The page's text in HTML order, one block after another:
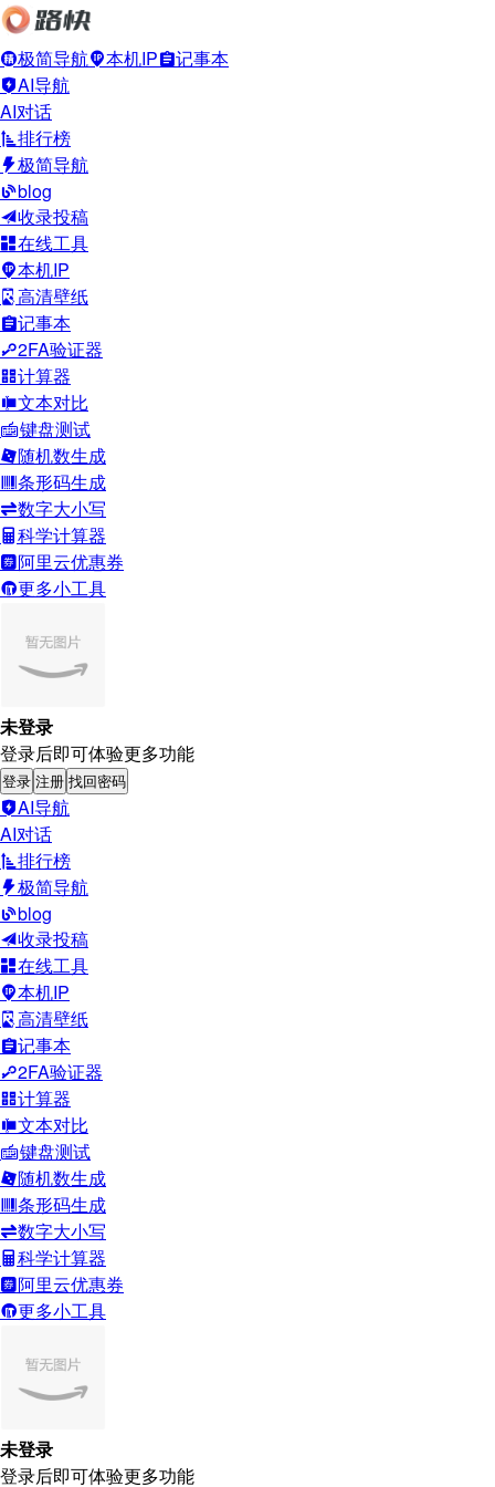
极简导航 本机IP
记事本
AI导航
AI对话
排行榜
极简导航
blog
收录投稿
在线工具
本机IP
高清壁纸
记事本
2FA验证器
计算器
文本对比
键盘测试
随机数生成
条形码生成
数字大小写
科学计算器
阿里云优惠券
更多小工具
未登录
登录后即可体验更多功能
登录 注册 找回密码
AI导航
AI对话
排行榜
极简导航
blog
收录投稿
在线工具
本机IP
高清壁纸
记事本
2FA验证器
计算器
文本对比
键盘测试
随机数生成
条形码生成
数字大小写
科学计算器
阿里云优惠券
更多小工具
未登录
登录后即可体验更多功能